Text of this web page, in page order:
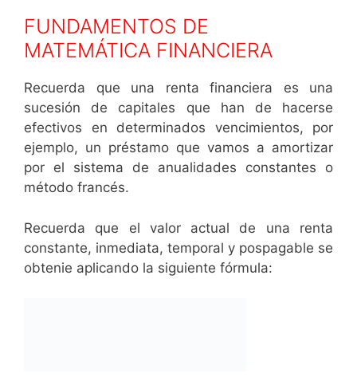
FUNDAMENTOS DE
MATEMÁTICA FINANCIERA
Recuerda que una renta financiera es una
sucesión de capitales que han de hacerse
efectivos en determinados vencimientos, por
ejemplo, un préstamo que vamos a amortizar
por el sistema de anualidades constantes o
método francés.
Recuerda que el valor actual de una renta
constante, inmediata, temporal y pospagable se
obtenie aplicando la siguiente fórmula: